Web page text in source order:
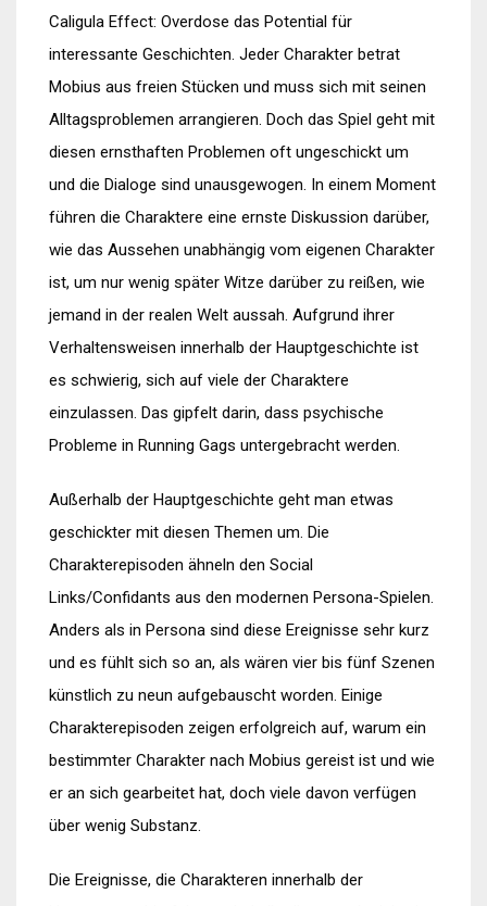
Caligula Effect: Overdose das Potential für
interessante Geschichten. Jeder Charakter betrat
Mobius aus freien Stücken und muss sich mit seinen
Alltagsproblemen arrangieren. Doch das Spiel geht mit
diesen ernsthaften Problemen oft ungeschickt um
und die Dialoge sind unausgewogen. In einem Moment
führen die Charaktere eine ernste Diskussion darüber,
wie das Aussehen unabhängig vom eigenen Charakter
ist, um nur wenig später Witze darüber zu reißen, wie
jemand in der realen Welt aussah. Aufgrund ihrer
Verhaltensweisen innerhalb der Hauptgeschichte ist
es schwierig, sich auf viele der Charaktere
einzulassen. Das gipfelt darin, dass psychische
Probleme in Running Gags untergebracht werden.
Außerhalb der Hauptgeschichte geht man etwas
geschickter mit diesen Themen um. Die
Charakterepisoden ähneln den Social
Links/Confidants aus den modernen Persona-Spielen.
Anders als in Persona sind diese Ereignisse sehr kurz
und es fühlt sich so an, als wären vier bis fünf Szenen
künstlich zu neun aufgebauscht worden. Einige
Charakterepisoden zeigen erfolgreich auf, warum ein
bestimmter Charakter nach Mobius gereist ist und wie
er an sich gearbeitet hat, doch viele davon verfügen
über wenig Substanz.
Die Ereignisse, die Charakteren innerhalb der